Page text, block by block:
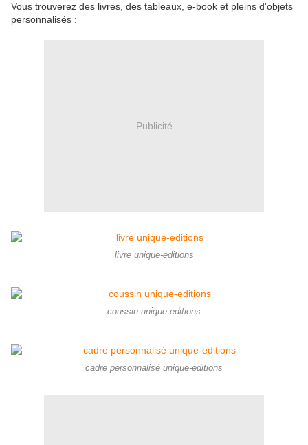
Vous trouverez des livres, des tableaux, e-book et pleins d'objets
personnalisés :
Publicité
livre unique-editions
coussin unique-editions
cadre personnalisé unique-editions